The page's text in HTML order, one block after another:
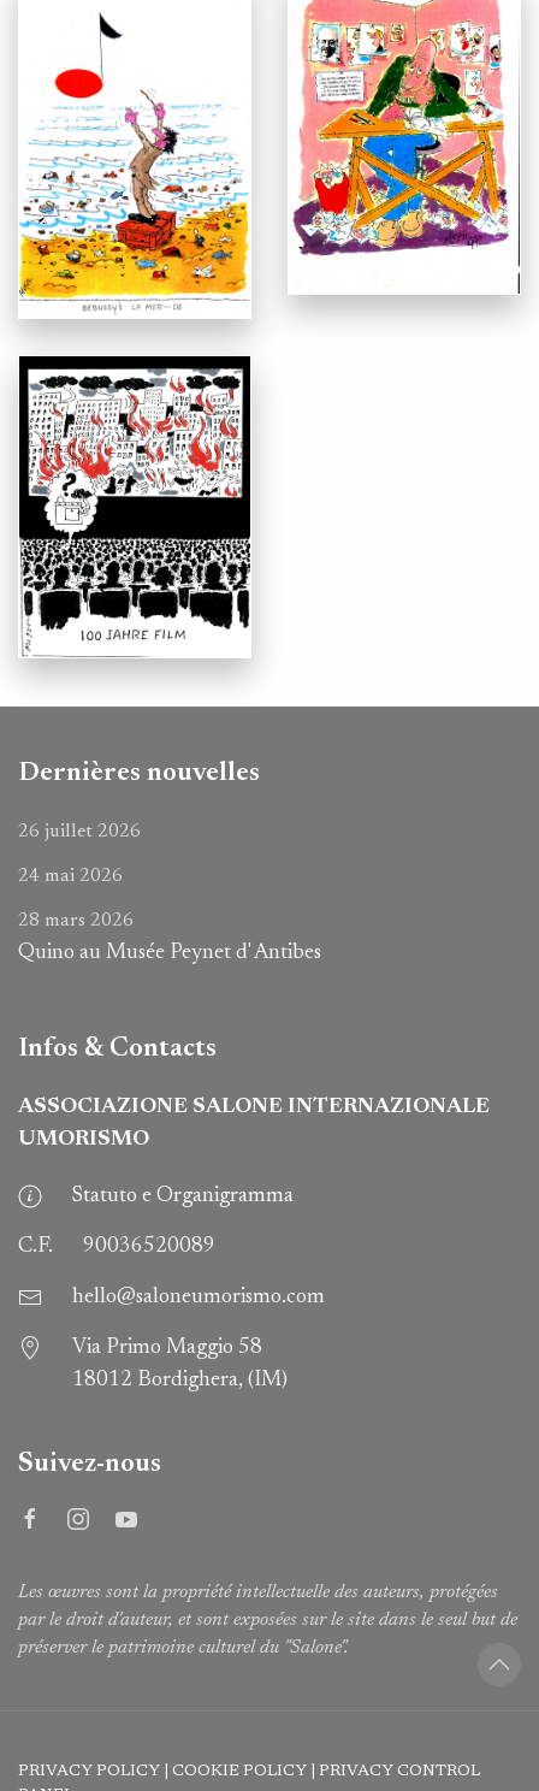
Dernières nouvelles
26 juillet 2026
24 mai 2026
28 mars 2026
Quino au Musée Peynet d' Antibes
Infos & Contacts
ASSOCIAZIONE SALONE INTERNAZIONALE
UMORISMO
Statuto e Organigramma
C.F. 90036520089
hello@saloneumorismo.com
Via Primo Maggio 58
18012 Bordighera, (IM)
Suivez-nous
Les œuvres sont la propriété intellectuelle des auteurs, protégées
par le droit d'auteur, et sont exposées sur le site dans le seul but de
préserver le patrimoine culturel du "Salone".
PRIVACY POLICY COOKIE POLICY
PRIVACY CONTROL